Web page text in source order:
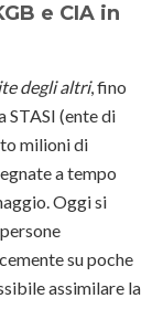
e CIA in
degli altri, fino
STASI (ente di
milioni di
a tempo
Oggi si
su poche
assimilare la